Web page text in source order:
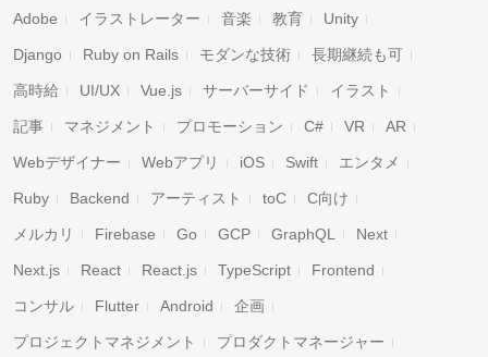
Adobe イラストレーター 音楽 教育 Unity
Django Ruby on Rails モダンな技術 長期継続も可
高時給 UI/UX Vue.js サーバーサイド イラスト
記事 マネジメント プロモーション C# VR AR
Webデザイナー Webアプリ iOS Swift エンタメ
Ruby Backend アーティスト toC C向け
メルカリ Firebase Go GCP GraphQL Next
Next.js React React.js TypeScript Frontend
コンサル Flutter Android 企画
プロジェクトマネジメント プロダクトマネージャー